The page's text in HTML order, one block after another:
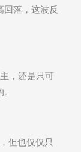
回落，这波反
，还是只可
但也仅仅只